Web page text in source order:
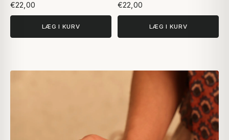
€22,00
LÆG I KURV
€22,00
LÆG I KURV